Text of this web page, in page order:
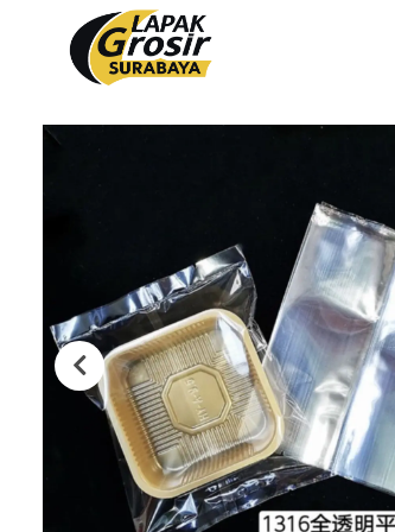
PVC Shrink 30mic 250gr
PVC Shrink 30mic 500gr
PVC Shrink 30mic 1kg
PVC Potongan
Shrink POF 15mic 250gr
Shrink POF 20mic 250gr
Shrink POF Potongan
Plastik Klip
Standing Pouch
Tas
Tas
Paper